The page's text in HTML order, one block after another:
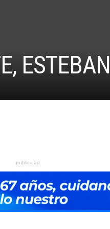
ESTEBAN
publicidad